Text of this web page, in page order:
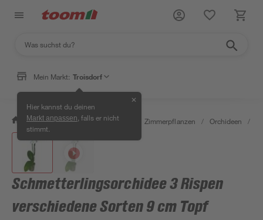
Mein Markt: Troisdorf
Hier kannst du deinen
Markt anpassen , falls er nicht
stimmt.
✕
/ Garten & Freizeit / Pflanzen Zimmerpflanzen / Orchideen /
Schmetterlingsorchidee 3 Rispen
verschiedene Sorten 9 cm Topf